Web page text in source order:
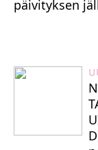
päivityksen